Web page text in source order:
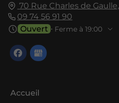
70 Rue Charles de Gaulle,
09 74 56 91 90
Ouvert ⋅ Ferme à 19:00
Accueil